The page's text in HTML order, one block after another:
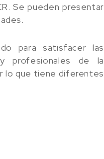
Se pueden presentar
para satisfacer las
y profesionales de la
lo que tiene diferentes